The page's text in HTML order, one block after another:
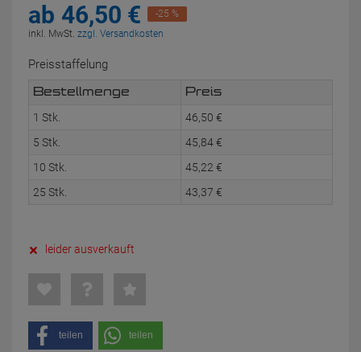
ab 46,50 €
-25 %
inkl. MwSt. zzgl. Versandkosten
Preisstaffelung
Bestellmenge Preis
1 Stk. 46, 50 €
5 Stk.
45, 84€
10 Stk.
45, 22 €
25 Stk.
43, 37 €
leider ausverkauft
teilen teilen